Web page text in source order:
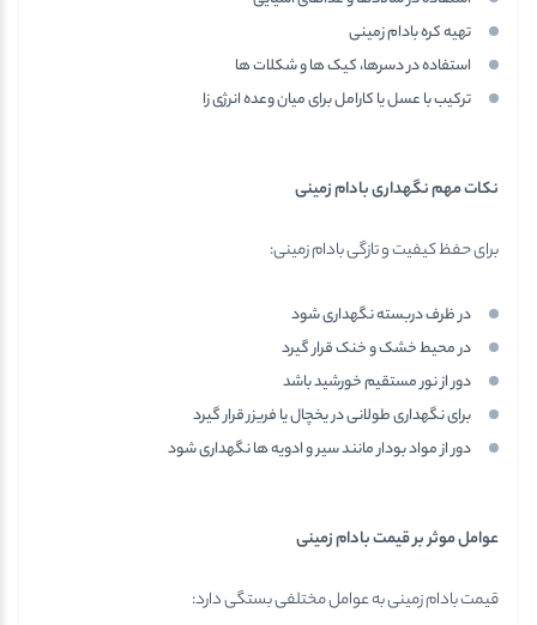
تهیه کره بادام زمینی
استفاده در دسرها، کیک ها و شکلات ها
ترکیب با عسل یا کارامل برای میان وعده انرژی زا
نکات مهم نگهداری بادام زمینی
برای حفظ کیفیت و تازگی بادام زمینی:
در ظرف دربسته نگهداری شود
در محیط خشک و خنک قرار گیرد
دور از نور مستقیم خورشید باشد
برای نگهداری طولانی در یخچال یا فریزر قرار گیرد
دور از مواد بودار مانند سیر و ادویه ها نگهداری شود
عوامل موثر بر قیمت بادام زمینی
قیمت بادام زمینی به عوامل مختلفی بستگی دارد: